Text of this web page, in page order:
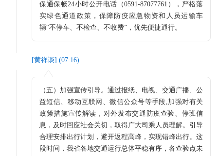
保通保畅24小时公开电话（0591-87077761），严格落
实绿色通道政策，保障防疫应急物资和人员运输车
辆“不停车、不检查、不收费”，优先便捷通行。
[黄祥谈] (07:16)
（五）加强宣传引导。通过报纸、电视、交通广播、公
益短信、移动互联网、微信公众号等手段,加强对有关
政策措施宣传解读，对外发布交通防疫查验、停班信
息，及时回应社会关切，取得广大司乘人员理解。引导
合理安排出行计划，避开返程高峰，实现错峰出行。这
段时间，我省各地交通运行总体平稳有序，各查验点未